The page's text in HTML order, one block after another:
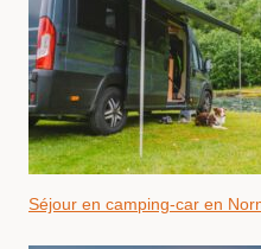
Séjour en camping-car en